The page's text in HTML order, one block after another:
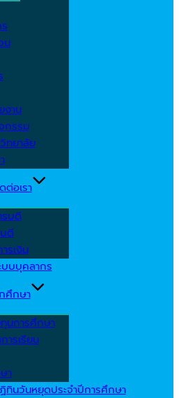
น
งาน
กรรม
ทยาลัย
ต่อเรา
รบดี
ดี
รเงิน
บบบุคลากร
ศึกษา
นการศึกษา
รเรียน
า
ทินวันหยุดประจำปีการศึกษา